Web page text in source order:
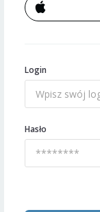
Login
Hasło